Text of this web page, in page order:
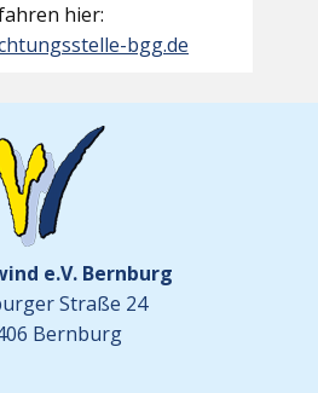
hier:
bgg.de
e.V. Bernburg
Straße 24
Bernburg